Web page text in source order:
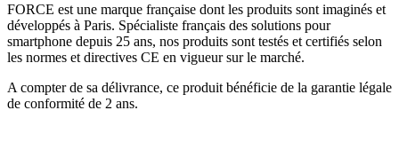
FORCE est une marque française dont les produits sont imaginés et
développés à Paris. Spécialiste français des solutions pour
smartphone depuis 25 ans, nos produits sont testés et certifiés selon
les normes et directives CE en vigueur sur le marché.
A compter de sa délivrance, ce produit bénéficie de la garantie légale
de conformité de 2 ans.